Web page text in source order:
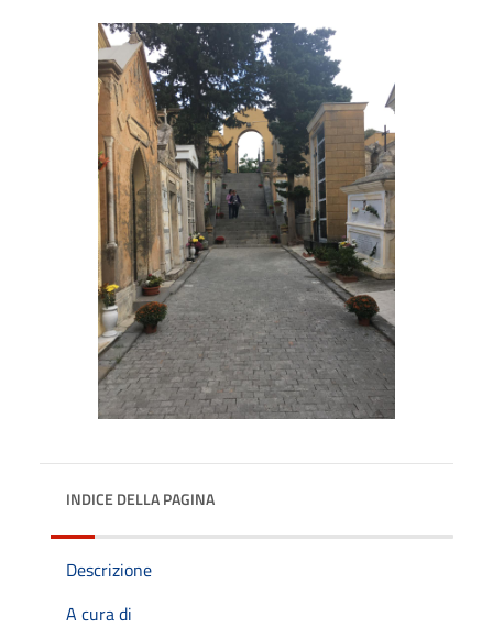
INDICE DELLA PAGINA
Descrizione
A cura di